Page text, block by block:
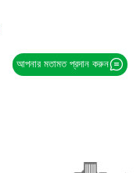
আপনার মতামত প্রদান করুন